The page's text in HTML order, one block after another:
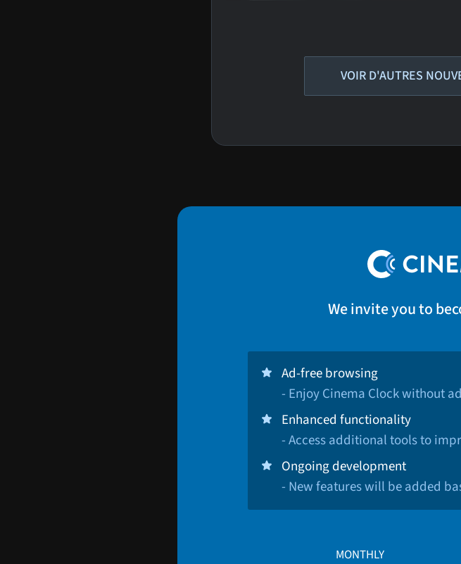
VOIR D'AUTRES
We invite you to
Ad-free browsing
- Enjoy Cinema Clock without
Enhanced functionality
- Access additional tools to
Ongoing development
- New features will be added
MONTHLY